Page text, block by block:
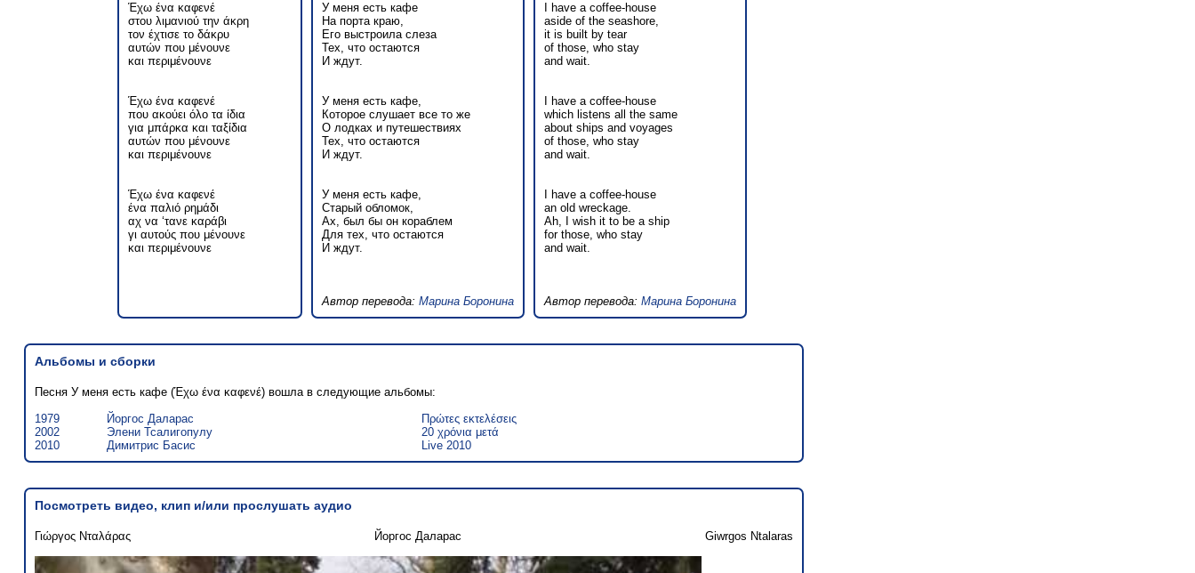
Έχω ένα καφενέ
στου λιμανιού την άκρη
τον έχτισε το δάκρυ
αυτών που μένουνε
και περιμένουνε
Έχω ένα καφενέ
που ακούει όλο τα ίδια
για μπάρκα και ταξίδια
αυτών που μένουνε
και περιμένουνε
Έχω ένα καφενέ
ένα παλιό ρημάδι
αχ να ‘τανε καράβι
γι αυτούς που μένουνε
και περιμένουνε
У меня есть кафе
На порта краю,
Его выстроила слеза
Тех, что остаются
И ждут.
У меня есть кафе,
Которое слушает все то же
О лодках и путешествиях
Тех, что остаются
И ждут.
У меня есть кафе,
Старый обломок,
Ах, был бы он кораблем
Для тех, что остаются
И ждут.
Автор перевода: Марина Боронина
I have a coffee-house
aside of the seashore,
it is built by tear
of those, who stay
and wait.
I have a coffee-house
which listens all the same
about ships and voyages
of those, who stay
and wait.
I have a coffee-house
an old wreckage.
Ah, I wish it to be a ship
for those, who stay
and wait.
Автор перевода: Марина Боронина
Альбомы и сборки
Песня У меня есть кафе (Έχω ένα καφενέ) вошла в следующие альбомы:
1979
Йоргос Даларас
Πρώτες εκτελέσεις
2002
Элени Тсалигопулу
20 χρόνια μετά
2010
Димитрис Басис Live 2010
Посмотреть видео, клип и/или прослушать аудио
Γιώργος Νταλάρας Йоргос Даларас Giwrgos Ntalaras